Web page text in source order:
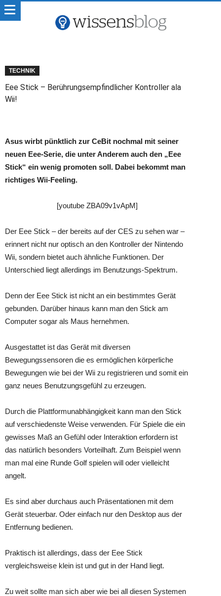
TECHNIK
Eee Stick – Berührungsempfindlicher Kontroller ala
Wii!
Asus wirbt pünktlich zur CeBit nochmal mit seiner
neuen Eee-Serie, die unter Anderem auch den „Eee
Stick“ ein wenig promoten soll. Dabei bekommt man
richtiges Wii-Feeling.
[youtube ZBA09v1vApM]
Der Eee Stick – der bereits auf der CES zu sehen war –
erinnert nicht nur optisch an den Kontroller der Nintendo
Wii, sondern bietet auch ähnliche Funktionen. Der
Unterschied liegt allerdings im Benutzungs-Spektrum.
Denn der Eee Stick ist nicht an ein bestimmtes Gerät
gebunden. Darüber hinaus kann man den Stick am
Computer sogar als Maus hernehmen.
Ausgestattet ist das Gerät mit diversen
Bewegungssensoren die es ermöglichen körperliche
Bewegungen wie bei der Wii zu registrieren und somit ein
ganz neues Benutzungsgefühl zu erzeugen.
Durch die Plattformunabhängigkeit kann man den Stick
auf verschiedenste Weise verwenden. Für Spiele die ein
gewisses Maß an Gefühl oder Interaktion erfordern ist
das natürlich besonders Vorteilhaft. Zum Beispiel wenn
man mal eine Runde Golf spielen will oder vielleicht
angelt.
Es sind aber durchaus auch Präsentationen mit dem
Gerät steuerbar. Oder einfach nur den Desktop aus der
Entfernung bedienen.
Praktisch ist allerdings, dass der Eee Stick
vergleichsweise klein ist und gut in der Hand liegt.
Zu weit sollte man sich aber wie bei all diesen Systemen